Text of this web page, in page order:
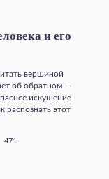
и его
вершиной
об обратном —
искушение
распознать этот
471